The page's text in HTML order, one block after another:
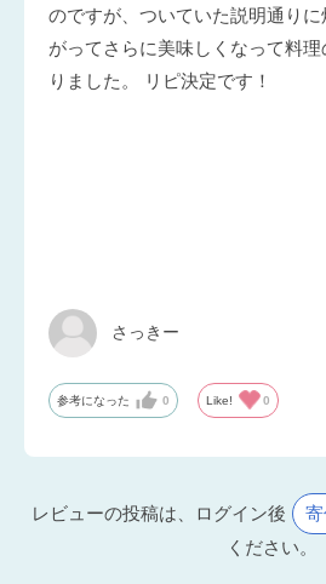
のですが、ついていた説明通り
がってさらに美味しくなって料
りました。 リピ決定です！
さっきー
参考になった 0 Like! 0
レビューの投稿は、ログイン後
ください。